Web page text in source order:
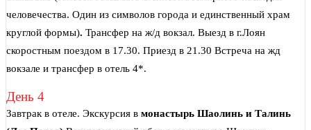
человечества. Один из символов города и единственный храм
круглой формы). Трансфер на ж/д вокзал. Выезд в г.Лоян
скоростным поездом в 17.30. Приезд в 21.30 Встреча на жд
вокзале и трансфер в отель 4*.
День 4
Завтрак в отеле. Экскурсия в монастырь Шаолинь и Талинь